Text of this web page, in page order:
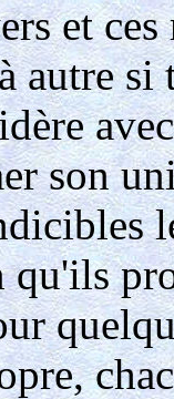
et
autre
son
qu'ils